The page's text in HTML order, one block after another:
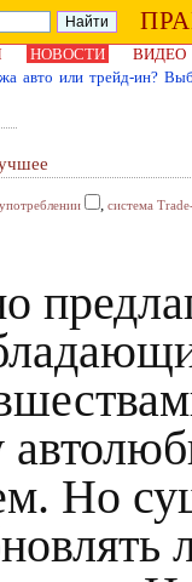
НОВОСТИ
ВИДЕО
авто или трейд-ин?
, система
Но